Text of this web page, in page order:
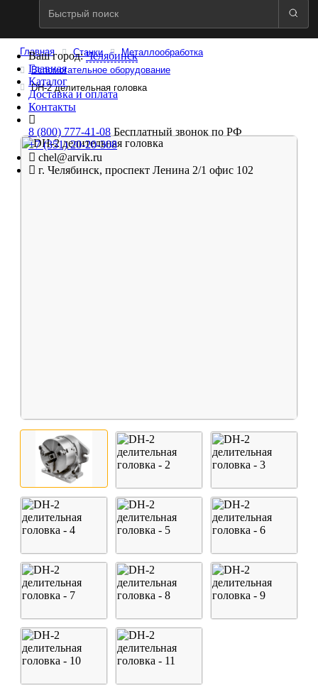
Ваш город:Челябинск
Главная
Каталог
Доставка и оплата
Контакты
8 (800) 777-41-08 Бесплатный звонок по РФ
+7 (351) 20-20-308
chel@arvik.ru
г. Челябинск, проспект Ленина 2/1 офис 102
Главная Станки
Металлообработка
Вспомогательное оборудование
DH-2 делительная головка